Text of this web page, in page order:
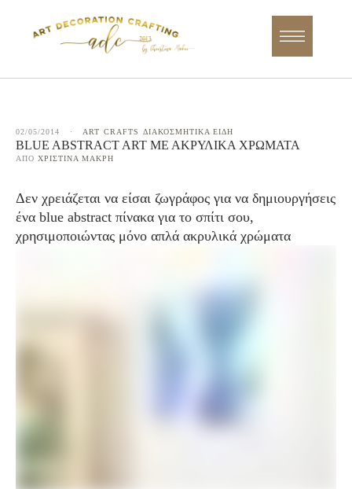
02/05/2014 · ART CRAFTS ΔΙΑΚΟΣΜΗΤΙΚΑ ΕΙΔΗ
BLUE ABSTRACT ART ΜΕ ΑΚΡΥΛΙΚΆ ΧΡΏΜΑΤΑ
ΑΠΌ ΧΡΙΣΤΊΝΑ ΜΑΚΡΉ
Δεν χρειάζεται να είσαι ζωγράφος για να δημιουργήσεις
ένα blue abstract πίνακα για το σπίτι σου,
χρησιμοποιώντας μόνο απλά ακρυλικά χρώματα